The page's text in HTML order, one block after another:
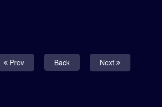
Prev Back Next